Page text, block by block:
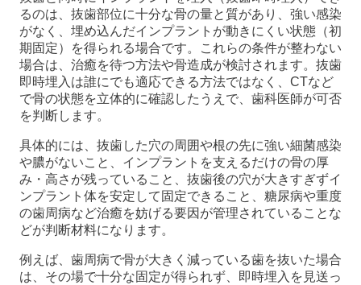
るのは、抜歯部位に十分な骨の量と質があり、強い感染
がなく、埋め込んだインプラントが動きにくい状態（初
期固定）を得られる場合です。これらの条件が整わない
場合は、治癒を待つ方法や骨造成が検討されます。抜歯
即時埋入は誰にでも適応できる方法ではなく、CTなど
で骨の状態を立体的に確認したうえで、歯科医師が可否
を判断します。
具体的には、抜歯した穴の周囲や根の先に強い細菌感染
や膿がないこと、インプラントを支えるだけの骨の厚
み・高さが残っていること、抜歯後の穴が大きすぎずイ
ンプラント体を安定して固定できること、糖尿病や重度
の歯周病など治癒を妨げる要因が管理されていることな
どが判断材料になります。
例えば、歯周病で骨が大きく減っている歯を抜いた場合
は、その場で十分な固定が得られず、即時埋入を見送っ